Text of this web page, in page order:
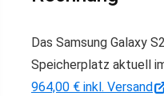
Das Samsung Galaxy
Speicherplatz aktuell
964,00 € inkl. Versand